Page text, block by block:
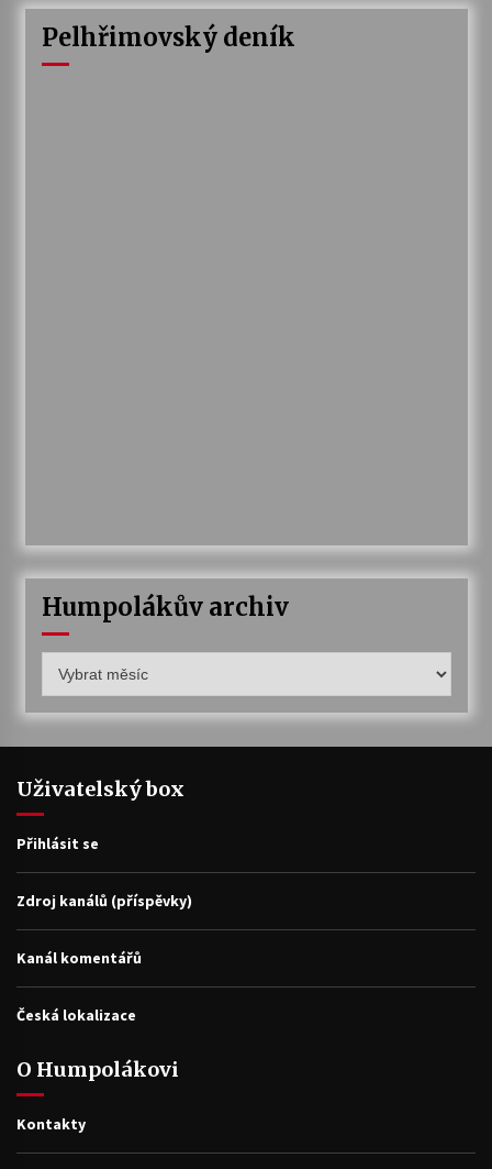
Pelhřimovský deník
Humpolákův archiv
archiv
Uživatelský box
Přihlásit se
Zdroj kanálů (příspěvky)
Kanál komentářů
Česká lokalizace
O Humpolákovi
Kontakty